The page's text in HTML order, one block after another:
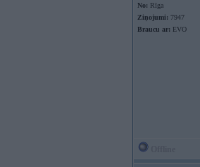
No: Rīga
Ziņojumi: 7947
Braucu ar: EVO